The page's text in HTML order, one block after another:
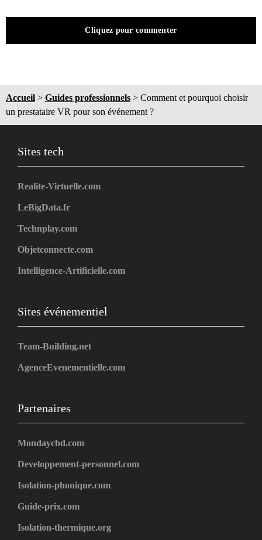
Cliquez pour commenter
Accueil > Guides professionnels > Comment et pourquoi choisir
un prestataire VR pour son événement ?
Sites tech
Realite-Virtuelle.com
LeBigData.fr
Technplay.com
Objetconnecte.com
Intelligence-Artificielle.com
Sites événementiel
Team-Building.net
AgenceEvenementielle.com
Partenaires
Mondaycbd.com
Developpement-personnel.com
Isolation-phonique.com
Guide-prix.com
Isolation-thermique.org